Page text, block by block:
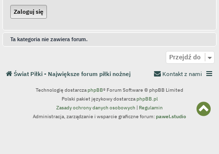
Ta kategoria nie zawiera forum.
Przejdź do
N
Świat Piłki - Największe forum piłki nożnej Kontakt z nami
Technologię dostarczaphpBB® Forum Software © phpBB Limited
Polski pakiet językowy dostarczaphpBB.pl
Zasady ochrony danych osobowych
Regulamin
Administracja, zarządzanie i wsparcie graficzne forum: pawel.studio